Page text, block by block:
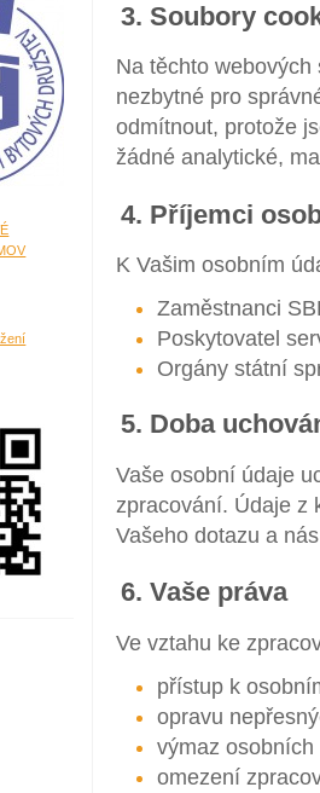
3. Soubory
Na těchto
nezbytné pro
odmítnout, protože
žádné analytické,
4. Příjemci
K Vašim osobním
Zaměstnanci
Poskytovatel
Orgány státní
5. Doba
Vaše osobní údaje
zpracování. Údaje z
Vašeho dotazu a
6. Vaše práva
Ve vztahu ke
přístup k
opravu
výmaz osobních
omezení